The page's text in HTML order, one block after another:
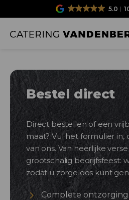
5.0
Bestel direct
Direct bestellen of een
maat? Vul het formulier in,
van ons. Van heerlijke
grootschalig bedrijfsfeest:
zodat u zorgeloos kunt
Complete ontzorging